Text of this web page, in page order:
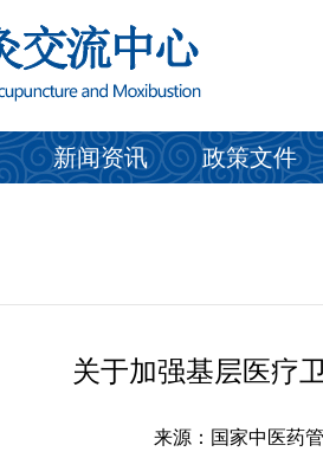
新闻资讯 政策文件
关于加强基层医疗
来源：国家中医药